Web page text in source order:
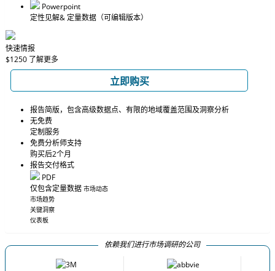
Powerpoint
定性见解& 定量数据 （可编辑版本）
快速情报
$1250 了解更多
立即购买
报告简版，包含高级数据点、有限的地域覆盖范围及洞察分析
无免费
定制服务
免费分析师支持
购买后2个月
报告交付格式
PDF
仅包含定量数据 市场动态
市场趋势
关键洞察
仪表板
依赖我们进行市场调研的公司